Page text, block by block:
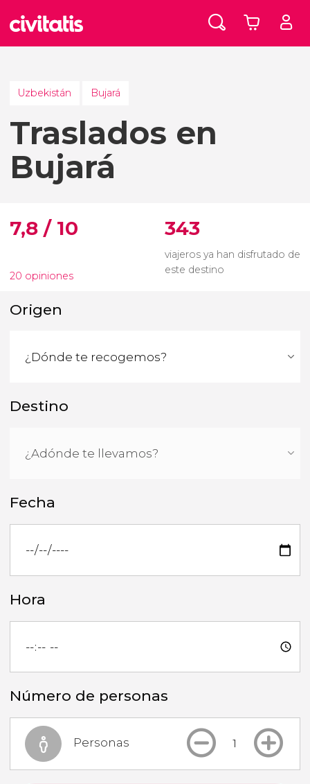
Uzbekistán Bujará
Traslados en
Bujará
7,8 / 10
20 opiniones
343
viajeros ya han disfrutado de
este destino
Origen
Destino
Fecha
Hora
Número de personas
Personas